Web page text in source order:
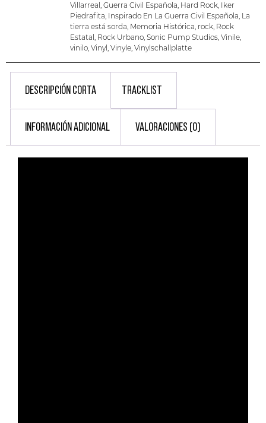
Villarreal , Guerra Civil Española, Hard Rock, Iker
Piedrafita, Inspirado En La Guerra Civil Española, La
tierra está sorda, Memoria Histórica, rock, Rock
Estatal , Rock Urbano, Sonic Pump Studios, Vinile,
vinilo, Vinyl, Vinyle, Vinylschallplatte
DESCRIPCIÓN CORTA TRACKLIST
INFORMACIÓN ADICIONAL VALORACIONES (0)